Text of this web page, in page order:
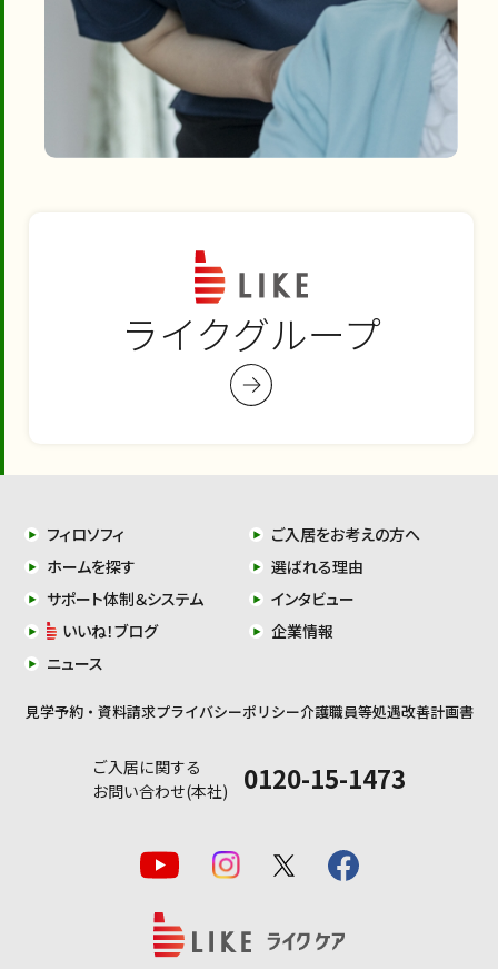
ライクグループ
フィロソフィ
ご入居をお考えの方へ
ホームを探す
選ばれる理由
サポート体制＆システム
インタビュー
いいね！ブログ
企業情報
ニュース
見学予約・資料請求プライバシーポリシー介護職員等処遇改善計画書
ご入居に関する
お問い合わせ(本社)
0120-15-1473